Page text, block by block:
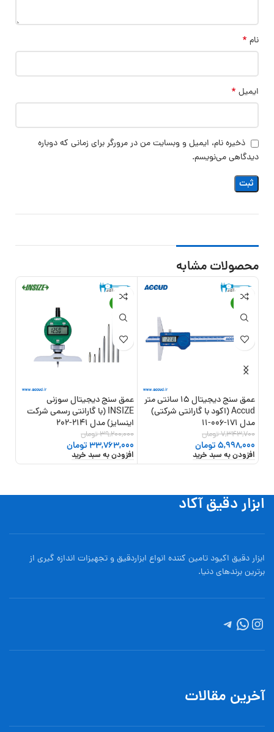
نام *
ایمیل *
ذخیره نام، ایمیل و وبسایت من در مرورگر برای زمانی که دوباره
دیدگاهی می‌نویسم.
محصولات مشابه
-18%
عمق سنج دیجیتال 15 سانتی متر
Accud (اکود با گارانتی شرکتی)
مدل 171-006-11
7,343,700تومان
5,998,000تومان
افزودن به سبد خرید
-14%
عمق سنج دیجیتال سوزنی
INSIZE (با گارانتی رسمی شرکت
اینسایز) مدل 2141-202
39,200,000تومان
33,763,000تومان
افزودن به سبد خرید
ابزار دقیق آکاد
ابزار دقیق اکیود تامین کننده انواع ابزاردقيق و تجهيزات اندازه گیری از
برترین برندهای دنیا.
آخرین مقالات